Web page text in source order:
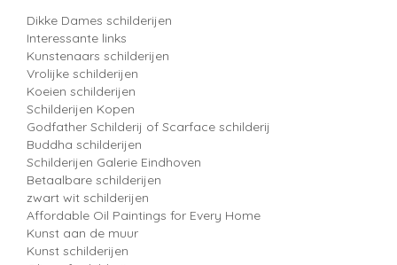
Dikke Dames schilderijen
Interessante links
Kunstenaars schilderijen
Vrolijke schilderijen
Koeien schilderijen
Schilderijen Kopen
Godfather Schilderij of Scarface schilderij
Buddha schilderijen
Schilderijen Galerie Eindhoven
Betaalbare schilderijen
zwart wit schilderijen
Affordable Oil Paintings for Every Home
Kunst aan de muur
Kunst schilderijen